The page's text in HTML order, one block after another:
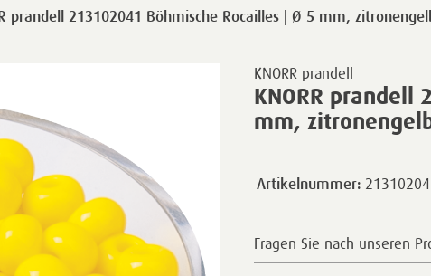
KNORR prandell
KNORR prandell
mm,
prandell 213102041 Böhmische Rocailles | Ø 5 mm,
Artikelnummer:
Fragen Sie nach unseren